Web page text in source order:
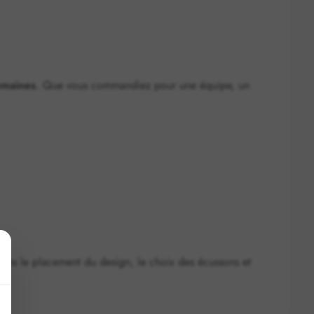
. Que vous commandiez pour une équipe, un
le placement du design, le choix des écussons et